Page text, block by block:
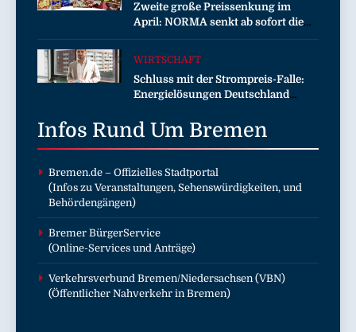
Kommission zur Tierindustrie an
Zweite große Preissenkung im
April: NORMA senkt ab sofort die
Preise auf Schokolade und Käse um
EXCELSIOR süßer und herzhafter
Genuss
WIRTSCHAFT
Schluss mit der Strompreis-Falle:
Energielösungen Deutschland
eigenen Energieversorgern werden
und dabei sogar Geld verdienen
Infos Rund Um Bremen
Bremen.de – Offizielles Stadtportal
(Infos zu Veranstaltungen, Sehenswürdigkeiten, und
Behördengängen)
Bremer BürgerService
(Online-Services und Anträge)
Verkehrsverbund Bremen/Niedersachsen (VBN)
(Öffentlicher Nahverkehr in Bremen)